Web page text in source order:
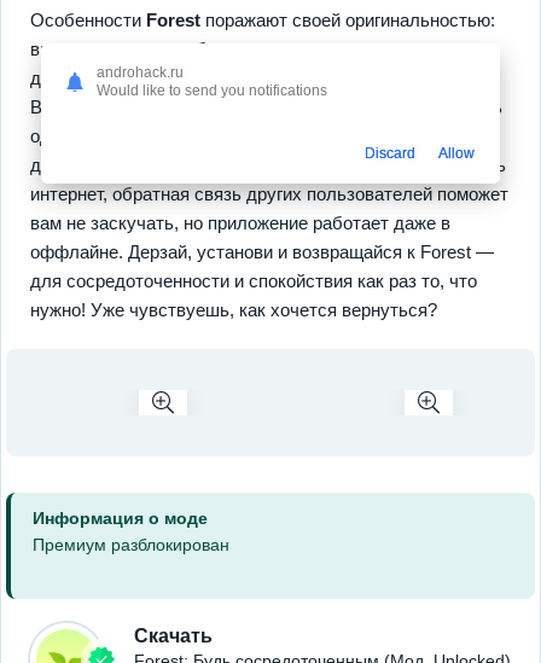
Особенности Forest поражают своей оригинальностью:
вы растите лес, чтобы оставаться сосредоточенным, и
даже есть кросс-платформа — играйте где угодно!
Возникает элемент метапрогрессии: не ограничивайтесь
одним деревом, стройте целые леса, а полученные
достижения радуют визуализацией на экране. Если есть
интернет, обратная связь других пользователей поможет
вам не заскучать, но приложение работает даже в
оффлайне. Дерзай, установи и возвращайся к Forest —
для сосредоточенности и спокойствия как раз то, что
нужно! Уже чувствуешь, как хочется вернуться?
Информация о моде
Премиум разблокирован
Скачать
androhack.ru
Would like to send you notifications
Discard Allow